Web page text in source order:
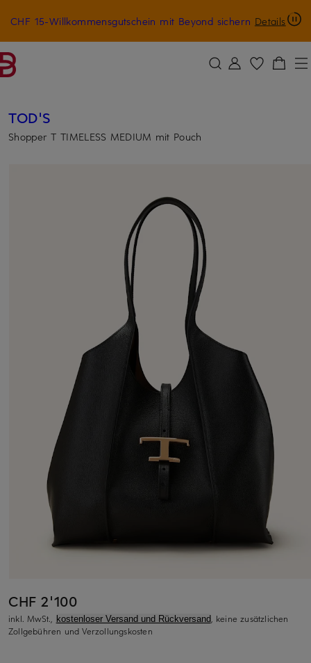
ZUM HAUPTINHALT ÜBERSPRINGEN ZUM SUCHFELD ÜBERSPRINGEN
CHF 15-Willkommensgutschein mit Beyond sichern Details
TOD'S
Shopper T TIMELESS MEDIUM mit Pouch
CHF 2'100
inkl. MwSt., kostenloser Versand und Rückversand, keine zusätzlichen
Zollgebühren und Verzollungskosten